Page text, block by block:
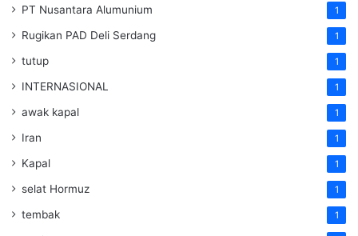
PT Nusantara Alumunium 1
Rugikan PAD Deli Serdang 1
tutup 1
INTERNASIONAL 1
awak kapal 1
Iran 1
Kapal 1
selat Hormuz 1
tembak 1